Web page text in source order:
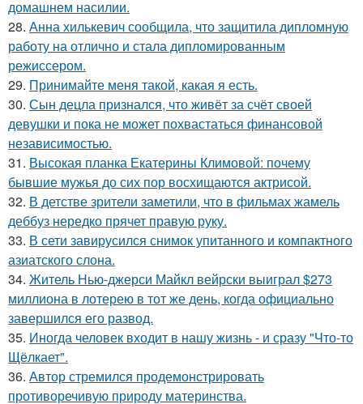
домашнем насилии.
28. Анна хилькевич сообщила, что защитила дипломную
работу на отлично и стала дипломированным
режиссером.
29. Принимайте меня такой, какая я есть.
30. Сын децла признался, что живёт за счёт своей
девушки и пока не может похвастаться финансовой
независимостью.
31. Высокая планка Екатерины Климовой: почему
бывшие мужья до сих пор восхищаются актрисой.
32. В детстве зрители заметили, что в фильмах жамель
деббуз нередко прячет правую руку.
33. В сети завирусился снимок упитанного и компактного
азиатского слона.
34. Житель Нью-джерси Майкл вейрски выиграл $273
миллиона в лотерею в тот же день, когда официально
завершился его развод.
35. Иногда человек входит в нашу жизнь - и сразу "Что-то
Щёлкает".
36. Автор стремился продемонстрировать
противоречивую природу материнства.